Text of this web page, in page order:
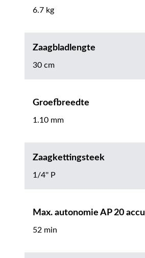
6.7 kg
Zaagbladlengte
30 cm
Groefbreedte
1.10 mm
Zaagkettingsteek
1/4'' P
Max. autonomie AP 20 accu
52 min